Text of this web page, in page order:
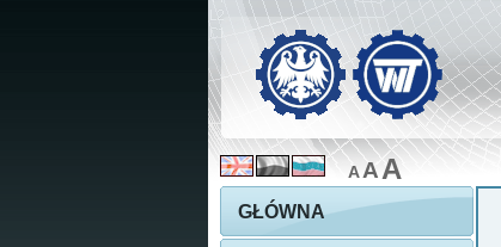
AAA
GŁÓWNA